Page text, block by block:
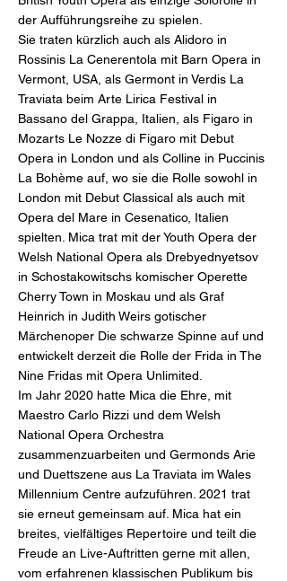
der Aufführungsreihe zu spielen.
Sie traten kürzlich auch als Alidoro in
Rossinis La Cenerentola mit Barn Opera in
Vermont, USA, als Germont in Verdis La
Traviata beim Arte Lirica Festival in
Bassano del Grappa, Italien, als Figaro in
Mozarts Le Nozze di Figaro mit Debut
Opera in London und als Colline in Puccinis
La Bohème auf, wo sie die Rolle sowohl in
London mit Debut Classical als auch mit
Opera del Mare in Cesenatico, Italien
spielten. Mica trat mit der Youth Opera der
Welsh National Opera als Drebyednyetsov
in Schostakowitschs komischer Operette
Cherry Town in Moskau und als Graf
Heinrich in Judith Weirs gotischer
Märchenoper Die schwarze Spinne auf und
entwickelt derzeit die Rolle der Frida in The
Nine Fridas mit Opera Unlimited.
Im Jahr 2020 hatte Mica die Ehre, mit
Maestro Carlo Rizzi und dem Welsh
National Opera Orchestra
zusammenzuarbeiten und Germonds Arie
und Duettszene aus La Traviata im Wales
Millennium Centre aufzuführen. 2021 trat
sie erneut gemeinsam auf. Mica hat ein
breites, vielfältiges Repertoire und teilt die
Freude an Live-Auftritten gerne mit allen,
vom erfahrenen klassischen Publikum bis